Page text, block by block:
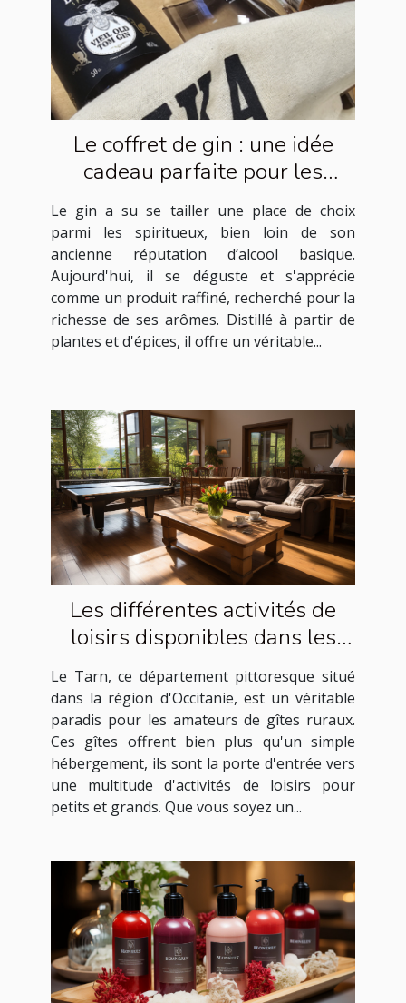
Le coffret de gin : une idée
cadeau parfaite pour les
amateurs de spiritueux
Le gin a su se tailler une place de choix
parmi les spiritueux, bien loin de son
ancienne réputation d’alcool basique.
Aujourd'hui, il se déguste et s'apprécie
comme un produit raffiné, recherché pour la
richesse de ses arômes. Distillé à partir de
plantes et d'épices, il offre un véritable...
Les différentes activités de
loisirs disponibles dans les
gîtes ruraux du Tarn
Le Tarn, ce département pittoresque situé
dans la région d'Occitanie, est un véritable
paradis pour les amateurs de gîtes ruraux.
Ces gîtes offrent bien plus qu'un simple
hébergement, ils sont la porte d'entrée vers
une multitude d'activités de loisirs pour
petits et grands. Que vous soyez un...